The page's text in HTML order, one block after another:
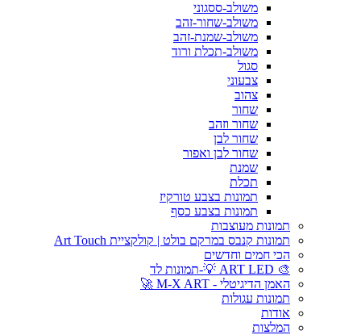
משולב-ססגוני
משולב-שחור-זהב
משולב-שמנת-זהב
משולב-תכלת ורוד
סגול
צבעוני
צהוב
שחור
שחור וזהב
שחור לבן
שחור לבן ואפור
שמנת
תכלת
תמונות בצבע טורקיז
תמונות בצבע כסף
תמונות מעוצבות
תמונות קנבס במרקם בולט | קולקציית Art Touch
הכי חמים וחדשים
🎨 ART LED 💡-תמונות לד
האמן הדיגיטלי - M-X ART 🚀
תמונות עגולות
אודות
המלצות